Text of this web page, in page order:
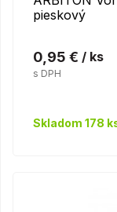
pieskový
0,95 € / ks
s DPH
Skladom 178